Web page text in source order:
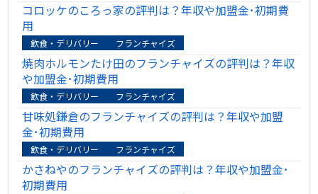
コロッケのころっ家の評判は？年収や加盟金･初期費
用
飲食・デリバリー フランチャイズ
焼肉ホルモンたけ田のフランチャイズの評判は？年収
や加盟金･初期費用
飲食・デリバリー フランチャイズ
甘味処鎌倉のフランチャイズの評判は？年収や加盟
金･初期費用
飲食・デリバリー フランチャイズ
かさねやのフランチャイズの評判は？年収や加盟金･
初期費用